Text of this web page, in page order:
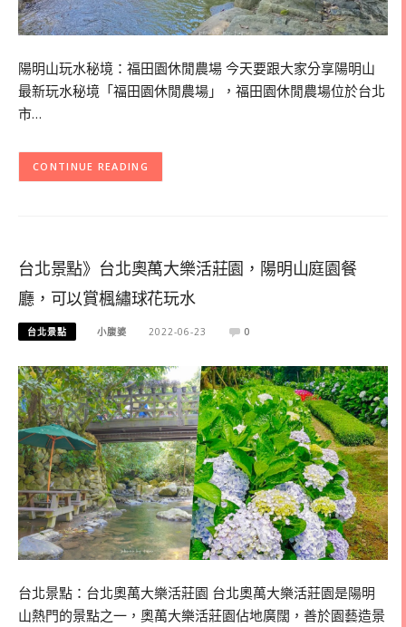
陽明山玩水秘境：福田園休閒農場 今天要跟大家分享陽明山
最新玩水秘境「福田園休閒農場」，福田園休閒農場位於台北
市…
CONTINUE READING
台北景點》台北奧萬大樂活莊園，陽明山庭園餐
廳，可以賞楓繡球花玩水
台北景點 小腹婆 2022-06-23 0
台北景點：台北奧萬大樂活莊園 台北奧萬大樂活莊園是陽明
山熱門的景點之一，奧萬大樂活莊園佔地廣闊，善於園藝造景